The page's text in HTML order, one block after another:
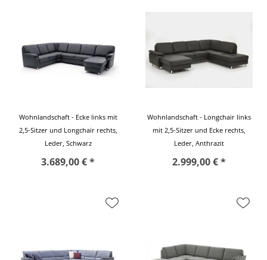
Wohnlandschaft - Ecke links mit
2,5-Sitzer und Longchair rechts,
Leder, Schwarz
3.689,00 € *
Wohnlandschaft - Longchair links
mit 2,5-Sitzer und Ecke rechts,
Leder, Anthrazit
2.999,00 € *